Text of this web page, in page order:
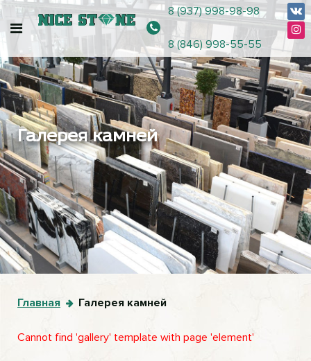
8 (937) 998-98-98
8 (846) 998-55-55
Галерея камней
Главная Галерея камней
Cannot find 'gallery' template with page 'element'